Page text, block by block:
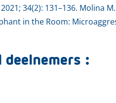
2021; 34(2): 131–136. Molina
in the Room:
deelnemers :